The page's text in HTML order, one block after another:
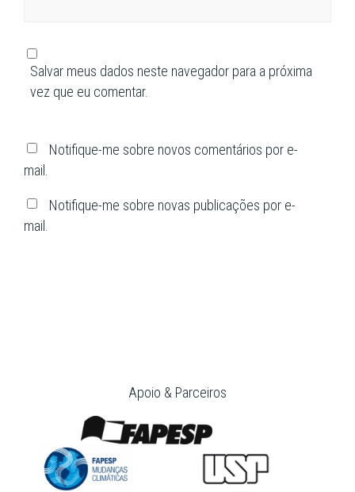
Salvar meus dados neste navegador para a próxima
vez que eu comentar.
Notifique-me sobre novos comentários por e-
mail.
Notifique-me sobre novas publicações por e-
mail.
Apoio & Parceiros